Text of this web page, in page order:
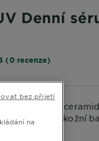
Denní
(0 recenze)
obohacené o
funkce kožní
na
bez přijetí